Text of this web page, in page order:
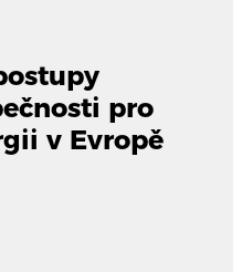
pro
v Evropě